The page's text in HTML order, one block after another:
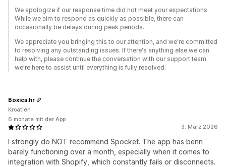
We apologize if our response time did not meet your expectations.
While we aim to respond as quickly as possible, there can
occasionally be delays during peak periods.
We appreciate you bringing this to our attention, and we're committed
to resolving any outstanding issues. If there's anything else we can
help with, please continue the conversation with our support team
we're here to assist until everything is fully resolved.
3. März 2026
I strongly do NOT recommend Spocket. The app has benn
barely functioning over a month, especially when it comes to
integration with Shopify, which constantly fails or disconnects.
Boxica.hr
Kroatien
6 monate mit der App